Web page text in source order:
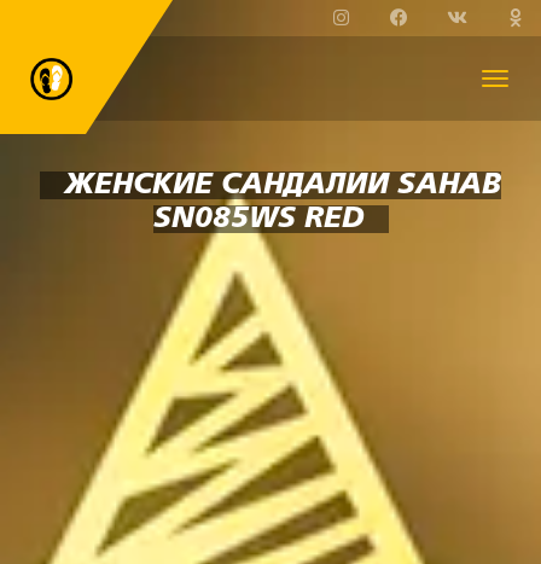
ЖЕНСКИЕ САНДАЛИИ SAHAB
SN085WS RED